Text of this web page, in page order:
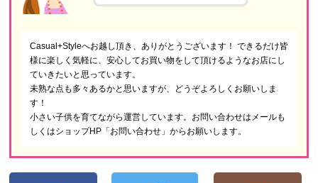
Casual+Styleへお越し頂き、ありがとうございます！ できるだけ皆
様に楽しく気軽に、安心してお買い物をして頂けるようなお店にし
ていきたいと思っています。
未熟な点も多々あるかと思いますが、どうぞよろしくお願いしま
す！
小さい子供を育てながら運営しています。お問い合わせはメールも
しくはショップHP「お問い合わせ」からお願いします。